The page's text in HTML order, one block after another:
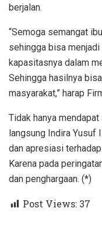
berjalan.
“Semoga semangat
sehingga bisa
kapasitasnya dalam
Sehingga hasilnya
masyarakat,” harap
Tidak hanya
langsung Indira Yusuf
dan apresiasi
Karena pada
dan penghargaan. (*)
Post Views: 37